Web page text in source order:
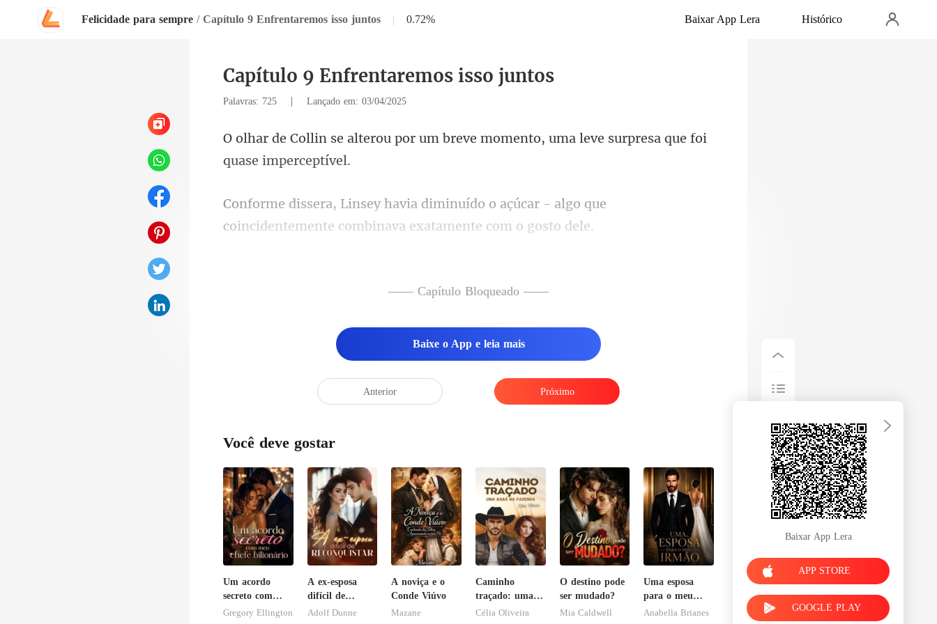
Felicidade para sempre / Capítulo 9 Enfrentaremos isso juntos | 0.72% Baixar App Lera Histórico
Capítulo 9 Enfrentaremos isso juntos
Palavras: 725 | Lançado em: 03/04/2025
um breve momento, uma leve surp
o o açúcar - algo que
coincidentemente
—— Capítulo Bloqueado ——
Baixe o App e leia mais
Anterior Próximo
Você deve gostar
Um acordo
secreto com
meu chefe
Gregory Ellington
A ex-esposa
difícil de
reconquistar
Adolf Dunne
A noviça e o
Conde Viúvo
Mazane
Caminho
traçado: uma
babá na
Célia Oliveira
O destino pode
ser mudado?
Mia Caldwell
Uma esposa
para o meu
irmão
Anabella Brianes
Baixar App Lera
APP STORE
GOOGLE PLAY